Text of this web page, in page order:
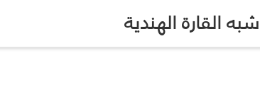
شبه القارة الهندية